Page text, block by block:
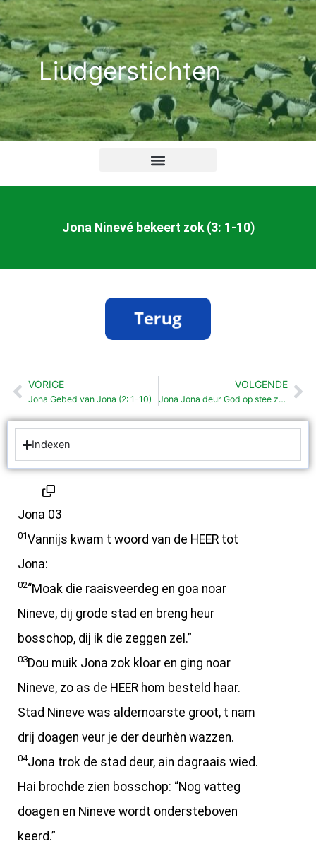
Ga
naar
de
inhoudLiudgerstichten
Jona Ninevé bekeert zok (3: 1-10)
Vorige
VORIGE
Jona Gebed van Jona (2: 1-10)
VOLGENDE
Jona Jona deur God op stee zet (4: 1-11)
Indexen
Jona 03
01Vannijs kwam t woord van de HEER tot
Jona:
02“Moak die raaisveerdeg en goa noar
Nineve, dij grode stad en breng heur
bosschop, dij ik die zeggen zel.”
03Dou muik Jona zok kloar en ging noar
Nineve, zo as de HEER hom besteld haar.
Stad Nineve was aldernoarste groot, t nam
drij doagen veur je der deurhèn wazzen.
04Jona trok de stad deur, ain dagraais wied.
Hai brochde zien bosschop: “Nog vatteg
doagen en Nineve wordt ondersteboven
keerd.”